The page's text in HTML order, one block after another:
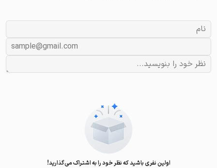
اولین نفری باشید که نظر خود را به اشتراک می‌گذارید!